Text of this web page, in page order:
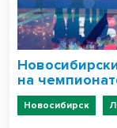
на
Новосибирск